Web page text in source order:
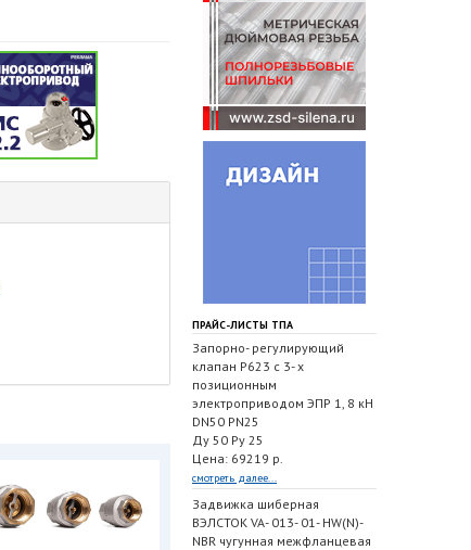
ПРАЙС-ЛИСТЫ ТПА
Запорно- регулирующий
клапан Р623 с 3- х
позиционным
электроприводом ЭПР 1, 8 кН
DN50 PN25
Ду 50 Ру 25
Цена: 69219 р.
смотреть далее...
Задвижка шиберная
ВЭЛСТОК VA- 013- 01- HW(N)-
NBR чугунная межфланцевая